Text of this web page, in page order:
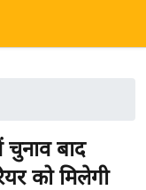
बाद
को मिलेगी